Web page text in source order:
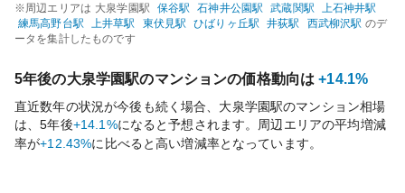
※周辺エリアは 大泉学園駅 保谷駅 石神井公園駅 武蔵関駅 上石神井駅
練馬高野台駅 上井草駅 東伏見駅 ひばりヶ丘駅 井荻駅 西武柳沢駅 のデ
ータを集計したものです
5年後の大泉学園駅のマンションの価格動向は +14.1%
直近数年の状況が今後も続く場合、 大泉学園駅のマンション相場
は、5年後+14.1%になると予想されます。周辺エリアの平均増減
率が+12.43%に比べると高い増減率となっています。